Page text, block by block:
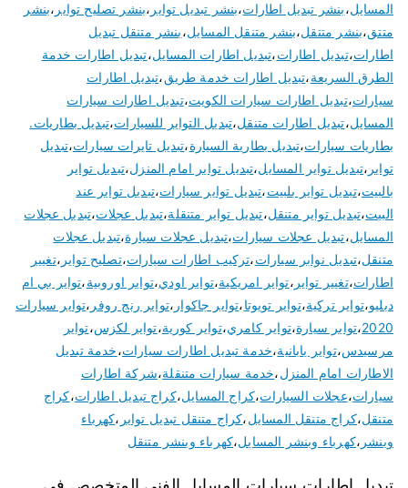
المسايل،بنشر تبديل اطارات،بنشر تبديل تواير ،بنشر تصليح تواير ،بنشر
متتق،بنشر متتقل،بنشر متنقل المسايل،بنشر متنقل تبديل
اطارات،تبديل اطارات،تبديل اطارات المسايل،تبديل اطارات خدمة
الطرق السريعة،تبديل اطارات خدمة طريق،تبديل اطارات
سيارات،تبديل اطارات سيارات الكويت،تبديل اطارات سيارات
المسايل،تبديل اطارات متنقل،تبديل التواير للسيارات،تبديل بطاريات.
بطاريات سيارات،تبديل بطارية السيارة،تبديل تايرات سيارات،تبديل
تواير ،تبديل تواير المسايل،تبديل تواير امام المنزل،تبديل تواير
بالبيت،تبديل تواير بلبيت،تبديل تواير سيارات،تبديل تواير عند
البيت،تبديل تواير متنقل،تبديل تواير متنقلة،تبديل عجلات،تبديل عجلات
المسايل،تبديل عجلات سيارات،تبديل عجلات سيارة،تبديل عجلات
متنقل،تبديل نوابر سيارات،تركيب اطارات سيارات،تصليح تواير ،تغيير
اطارات،تغيير تواير ،تواير امريكية،تواير اودي،تواير اوروبية،تواير بي ام
دبليو،تواير تركية،تواير تويوتا،تواير جاكوار ،تواير رنج روفر ،تواير سيارات
2020،تواير سيارة،تواير كامري،تواير كورية،تواير لكزس،تواير
مرسيدس،تواير يابانية،خدمة تبديل اطارات سيارات،خدمة تبديل
الاطارات امام المنزل،خدمة سيارات متنقلة،شركة اطارات
سيارات،عجلات السيارات،كراج المسايل،كراج تبديل اطارات،كراج
متنقل،كراج متنقل المسايل،كراج متنقل تبديل تواير ،كهرباء
وبنشر ،كهرباء وبنشر المسايل،كهرباء وبنشر متنقل